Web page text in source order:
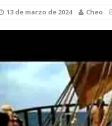
13 de marzo de 2024 Cheo